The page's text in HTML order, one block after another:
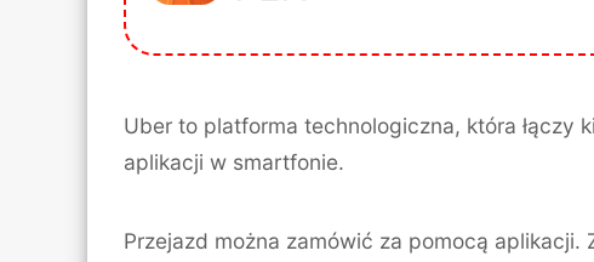
Uber to platforma technologiczna, która łączy
aplikacji w smartfonie.
Przejazd można zamówić za pomocą aplikacji.